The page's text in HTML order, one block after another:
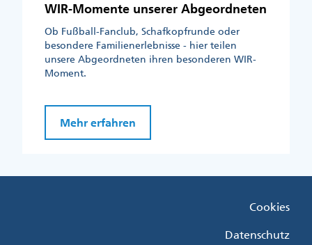
WIR-Momente unserer Abgeordneten
Ob Fußball-Fanclub, Schafkopfrunde oder
besondere Familienerlebnisse - hier teilen
unsere Abgeordneten ihren besonderen WIR-
Moment.
Mehr erfahren
Cookies
Datenschutz